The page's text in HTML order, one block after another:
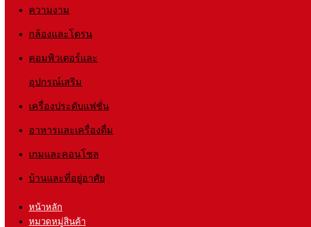
ความงาม
กล้องและโดรน
คอมพิวเตอร์และ
อุปกรณ์เสริม
เครื่องประดับแฟชั่น
อาหารและเครื่องดื่ม
เกมและคอนโซล
บ้านและที่อยู่อาศัย
หน้าหลัก
หมวดหมู่สินค้า